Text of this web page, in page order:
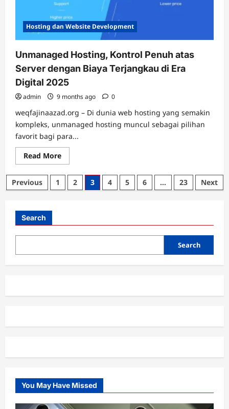
Hosting dan Website Development
Unmanaged Hosting, Kontrol Penuh atas
Server dengan Biaya Terjangkau di Era
Digital 2025
admin 9 months ago 0
weqfajinaazad.org – Di dunia web hosting yang semakin
kompleks, unmanaged hosting muncul sebagai pilihan
favorit bagi para...
Read MoreRead
more
Unmanaged
Hosting,
Kontrol
Biaya
Terjangkau
Digital
2025
Posts
Previous 1 2 3 4 5 6 … 23 Next
Search
Search
You May Have Missed